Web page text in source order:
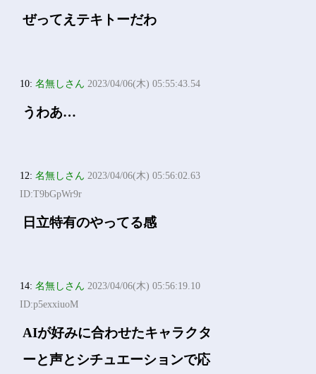
ぜってえテキトーだわ
10:名無しさん 2023/04/06(木) 05:55:43.54
うわあ…
12:名無しさん 2023/04/06(木) 05:56:02.63
ID:T9bGpWr9r
日立特有のやってる感
14:名無しさん 2023/04/06(木) 05:56:19.10
ID:p5exxiuoM
AIが好みに合わせたキャラクタ
ーと声とシチュエーションで応